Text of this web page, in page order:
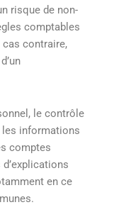
risque de non-
comptables
cas contraire,
le contrôle
les informations
comptes
en ce